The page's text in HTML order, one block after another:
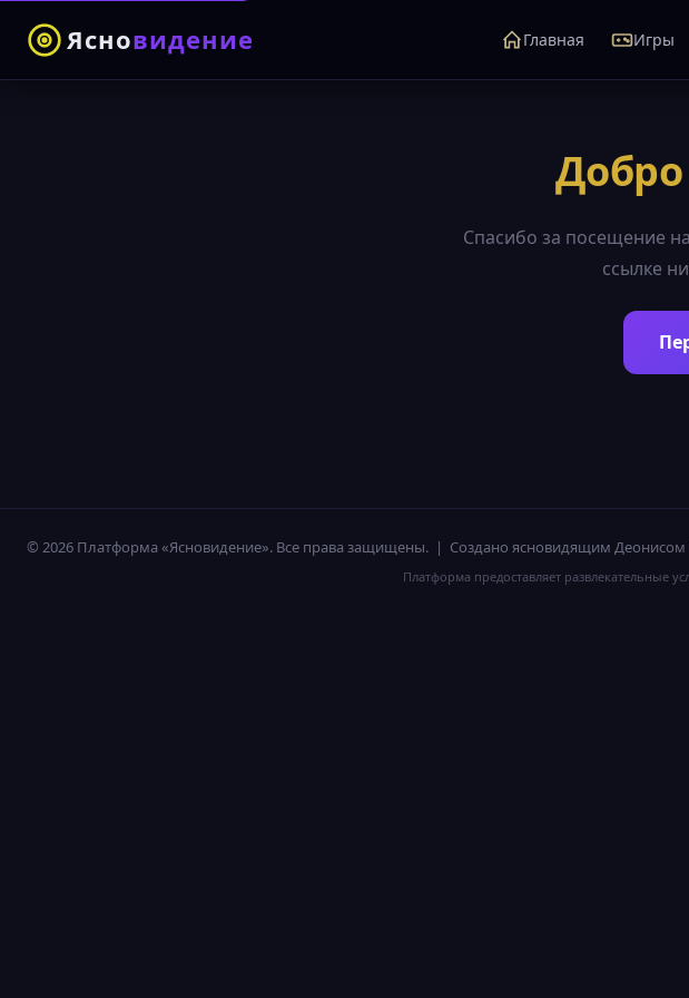
Ясновидение Главная Игры
Спасибо за посещение
ссылке
© 2026 Платформа «Ясновидение». Все права защищены. | Создано ясновидящим
Платформа предоставляет развлекательные